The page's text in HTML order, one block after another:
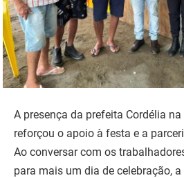
A presença da prefeita Cordélia
reforçou o apoio à festa e a
Ao conversar com os
para mais um dia de celebração,